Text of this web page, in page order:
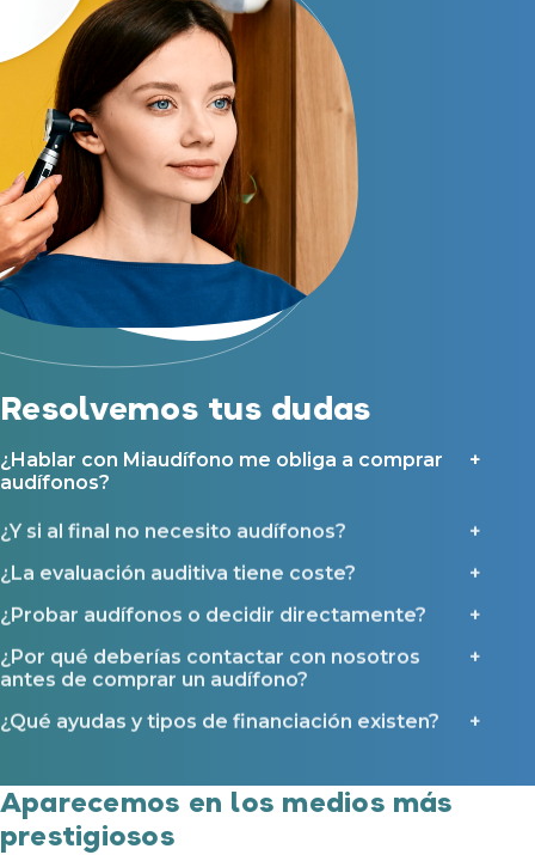
Resolvemos tus dudas
¿Hablar con Miaudífono me obliga a comprar
audífonos?
¿Y si al final no necesito audífonos?
¿La evaluación auditiva tiene coste?
¿Probar audífonos o decidir directamente?
¿Por qué deberías contactar con nosotros
antes de comprar un audífono?
¿Qué ayudas y tipos de financiación existen?
Aparecemos en los medios más
prestigiosos